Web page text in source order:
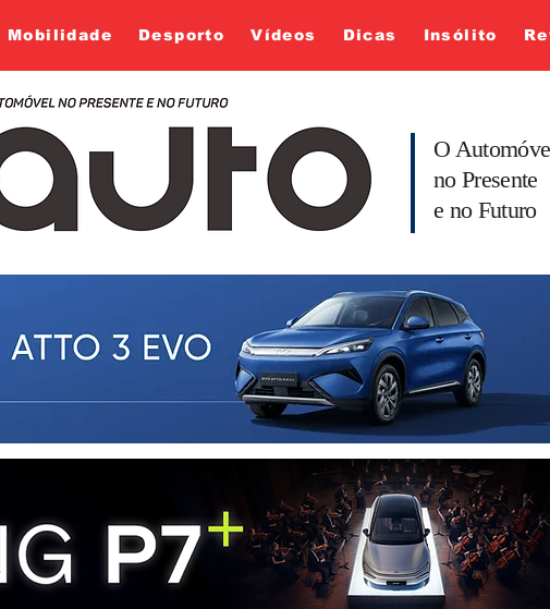
Mobilidade Desporto Vídeos Dicas Insólito
O
no Presente
e no Futuro